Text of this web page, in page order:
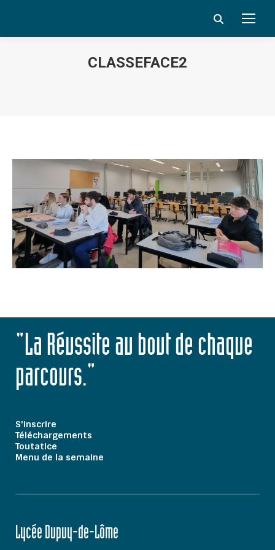
Search:
CLASSEFACE2
"La Réussite au bout de chaque
parcours."
S'inscrire
Téléchargements
Toutatice
Menu de la semaine
Lycée Dupuy-de-Lôme